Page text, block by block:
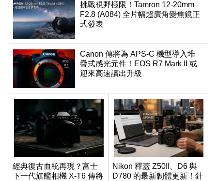
挑戰視野極限！Tamron 12-20mm
F2.8 (A084) 全片幅超廣角變焦鏡正
式發表
Canon 傳將為 APS-C 機型導入堆
疊式感光元件！EOS R7 Mark II 或
迎來高速讀出升級
經典復古血統再現？富士
下一代旗艦相機 X-T6 傳將
Nikon 釋蓋 Z50II、D6 與
D780 的最新韌體更新！針